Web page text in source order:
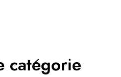
catégorie